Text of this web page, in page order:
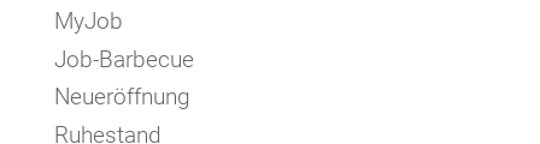
MyJob
Job-Barbecue
Neueröffnung
Ruhestand